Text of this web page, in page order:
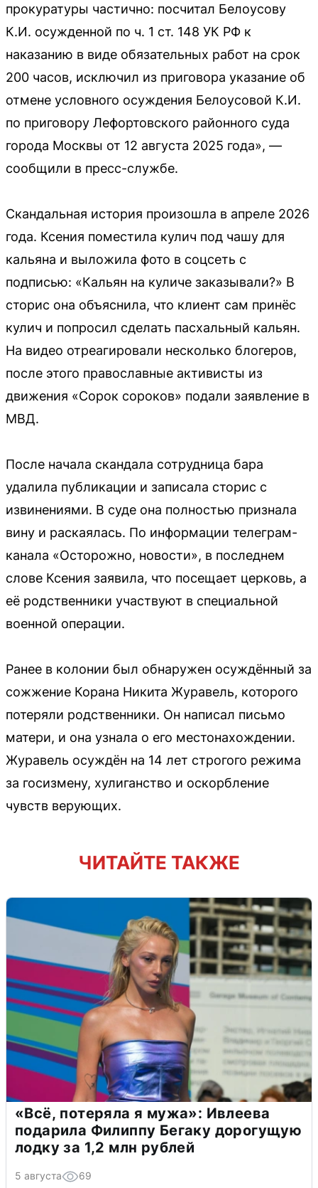
прокуратуры частично: посчитал Белоусову
К.И. осужденной по ч. 1 ст. 148 УК РФ к
наказанию в виде обязательных работ на срок
200 часов, исключил из приговора указание об
отмене условного осуждения Белоусовой К.И.
по приговору Лефортовского районного суда
города Москвы от 12 августа 2025 года», —
сообщили в пресс-службе.
Скандальная история произошла в апреле 2026
года. Ксения поместила кулич под чашу для
кальяна и выложила фото в соцсеть с
подписью: «Кальян на куличе заказывали?» В
сторис она объяснила, что клиент сам принёс
кулич и попросил сделать пасхальный кальян.
На видео отреагировали несколько блогеров,
после этого православные активисты из
движения «Сорок сороков» подали заявление в
МВД.
После начала скандала сотрудница бара
удалила публикации и записала сторис с
извинениями. В суде она полностью признала
вину и раскаялась. По информации телеграм-
канала «Осторожно, новости», в последнем
слове Ксения заявила, что посещает церковь, а
её родственники участвуют в специальной
военной операции.
Ранее в колонии был обнаружен осуждённый за
сожжение Корана Никита Журавель, которого
потеряли родственники. Он написал письмо
матери, и она узнала о его местонахождении.
Журавель осуждён на 14 лет строгого режима
за госизмену, хулиганство и оскорбление
чувств верующих.
ЧИТАЙТЕ ТАКЖЕ
«Всё, потеряла я мужа»: Ивлеева
подарила Филиппу Бегаку дорогущую
лодку за 1,2 млн рублей
5 августа 69